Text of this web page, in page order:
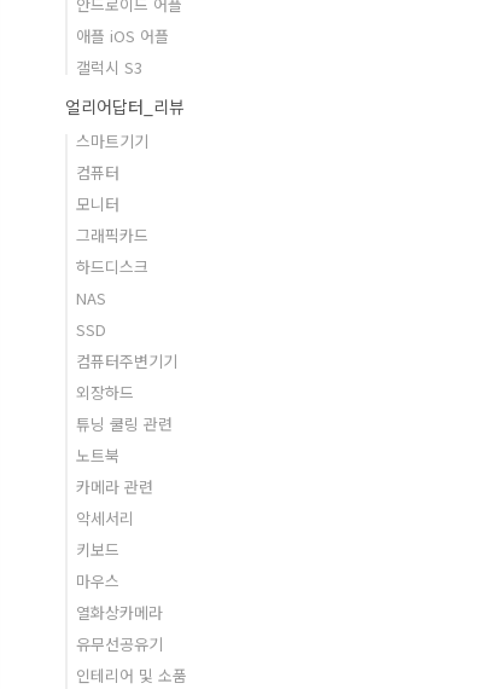
애플 iOS 어플
갤럭시 S3
얼리어답터_리뷰
스마트기기
컴퓨터
모니터
그래픽카드
하드디스크
NAS
SSD
컴퓨터주변기기
외장하드
튜닝 쿨링 관련
노트북
카메라 관련
악세서리
키보드
마우스
열화상카메라
유무선공유기
인테리어 및 소품